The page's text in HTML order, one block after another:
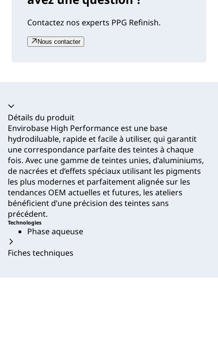
Contactez nos experts PPG Refinish.
Nous contacter
Accordéon fermé
Détails du produit
Envirobase High Performance est une base
hydrodiluable, rapide et facile à utiliser, qui garantit
une correspondance parfaite des teintes à chaque
fois. Avec une gamme de teintes unies, d’aluminiums,
de nacrées et d’effets spéciaux utilisant les pigments
les plus modernes et parfaitement alignée sur les
tendances OEM actuelles et futures, les ateliers
bénéficient d’une précision des teintes sans
précédent.
Technologies
Phase aqueuse
Fiches techniques